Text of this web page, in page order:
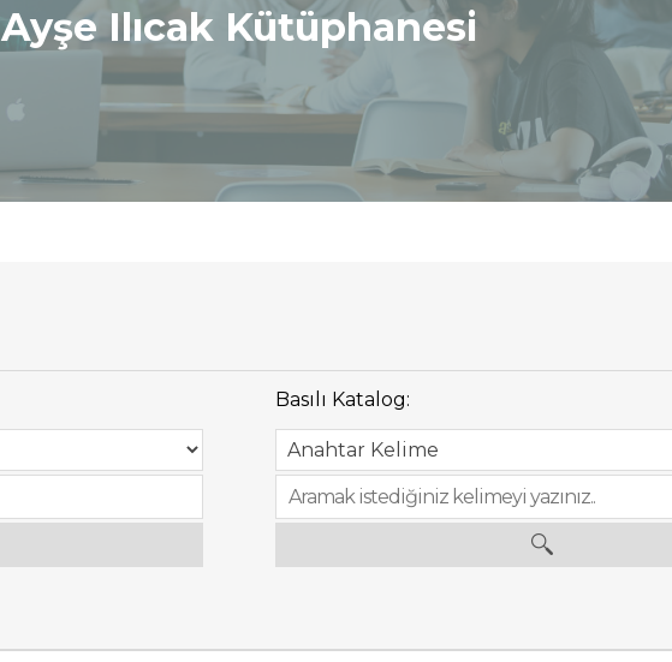
Ayşe Ilıcak Kütüphanesi
Basılı Katalog: